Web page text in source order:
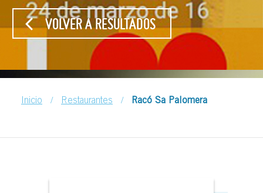
VOLVER A RESULTADOS
Inicio / Restaurantes / Racó Sa Palomera